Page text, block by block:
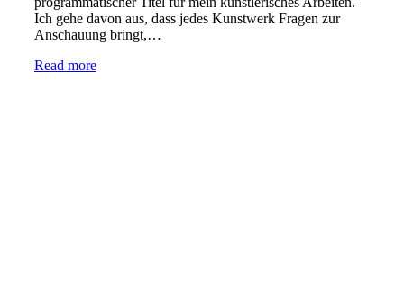
Ich gehe davon aus, dass jedes Kunstwerk Fragen zur
Anschauung bringt,…
Read more